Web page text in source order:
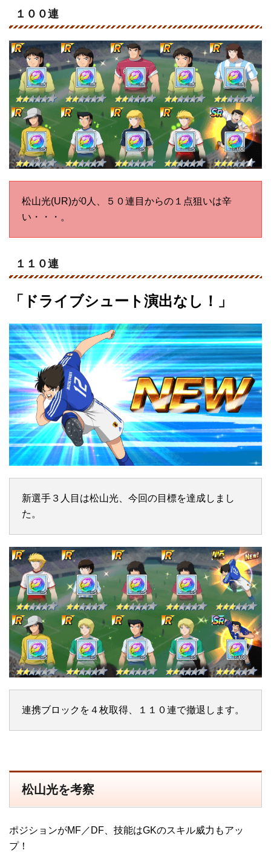
１００連
松山光(UR)が0人、５０連目からの１点狙いは辛
い・・・。
１１０連
「ドライブシュート演出なし！」
新選手３人目は松山光、今回の目標を達成しまし
た。
連携ブロックを４枚取得、１１０連で撤退します。
松山光を考察
ポジションがMF／DF、技能はGKのスキル威力もアッ
プ！